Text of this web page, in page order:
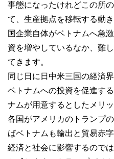
事態になったけれどこの所
て、生産拠点を移転する動
国企業自体がベトナムへ急
資を増やしているなか、難
てきます。
同じ日に日中米三国の経済
ベトナムへの投資を促進す
ナムが用意するとしたメリ
各国がアメリカのトランプ
ばベトナムも輸出と貿易赤
経済と社会に影響するので